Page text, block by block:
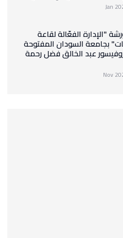
"الإدارة الفعّالة لقاعة
بجامعة السودان المفتوحة
عبد الخالق فضل رحمة